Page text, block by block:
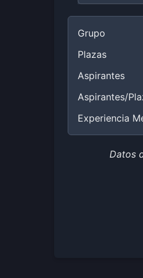
Grupo
Plazas
Aspirantes
Aspirantes/
Experiencia
Datos